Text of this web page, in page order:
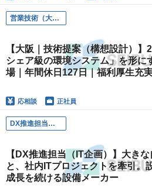
営業技術（大阪）
【大阪｜技術提案（構想設計）
シェア級の環境システム」を形に
場｜年間休日127日｜福利厚生充
応相談 正社員
DX推進担当（IT企画）
【DX推進担当（IT企画）】大き
と、社内ITプロジェクトを牽引。
成長を続ける設備メーカー